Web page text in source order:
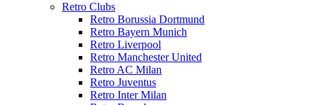
Retro Clubs
Retro Borussia Dortmund
Retro Bayern Munich
Retro Liverpool
Retro Manchester United
Retro AC Milan
Retro Juventus
Retro Inter Milan